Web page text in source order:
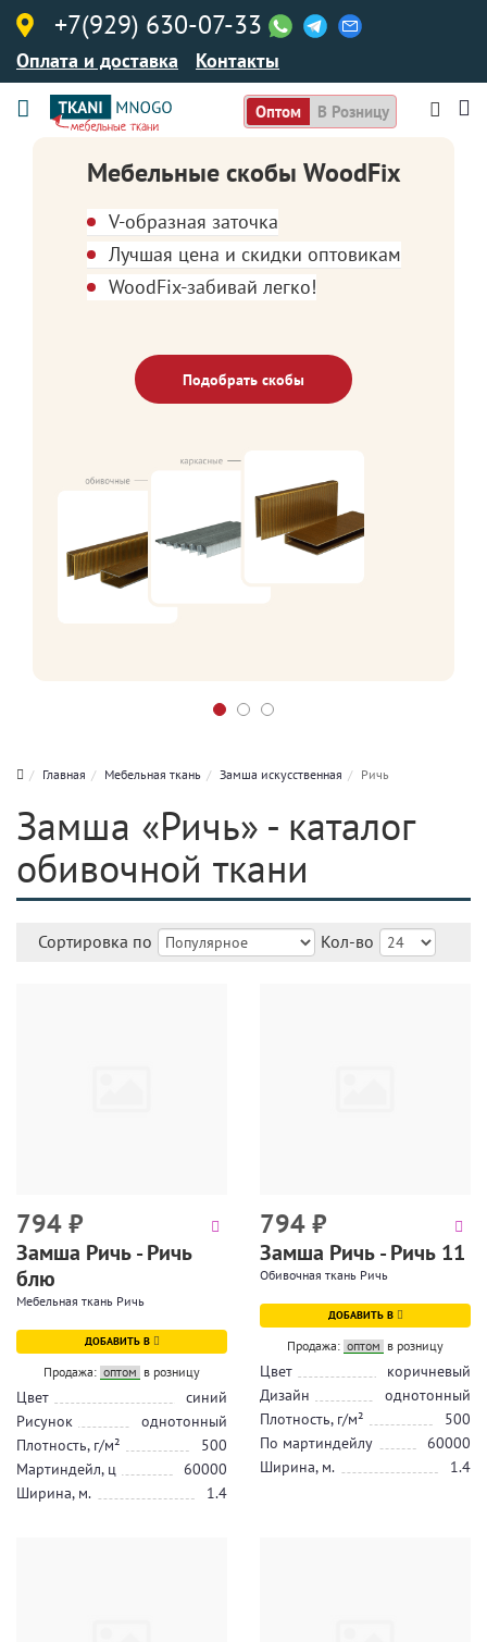
+7(929) 630-07-33
Оплата и доставка Контакты
Оптом В Розницу
Мебельные скобы WoodFix
V-образная заточка
Лучшая цена и скидки оптовикам
WoodFix-забивай легко!
Подобрать скобы
Главная Мебельная ткань Замша искусственная Ричь
Замша «Ричь» - каталог
обивочной ткани
Сортировка по Кол-во
794₽
Замша Ричь - Ричь
блю
Мебельная ткань Ричь
ДОБАВИТЬ В
Продажа: оптом в розницу
Цвет
синий
Рисунок
однотонный
Плотность, г/м²
500
Мартиндейл, ц
60000
Ширина, м.
1.4
794₽
Замша Ричь - Ричь 11
Обивочная ткань Ричь
ДОБАВИТЬ В
Продажа: оптом в розницу
Цвет
коричневый
Дизайн
однотонный
Плотность, г/м²
500
По мартиндейлу
60000
Ширина, м.
1.4